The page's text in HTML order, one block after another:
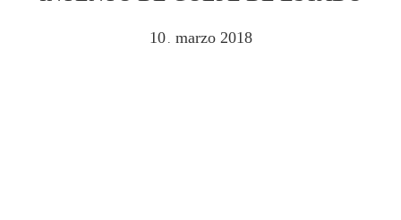
10 marzo 2018